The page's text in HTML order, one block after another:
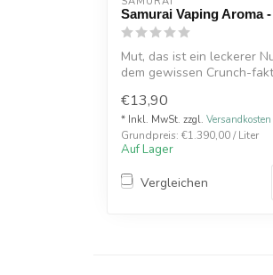
Samurai Vaping Aroma
Mut, das ist ein leckerer
dem gewissen Crunch-
€13,90
* Inkl. MwSt. zzgl. Versandkosten
Grundpreis: €1.390,00 / Liter
Auf Lager
Vergleichen